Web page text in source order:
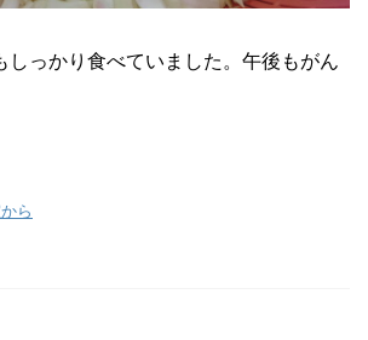
っかり食べていました。午後もがん
ら